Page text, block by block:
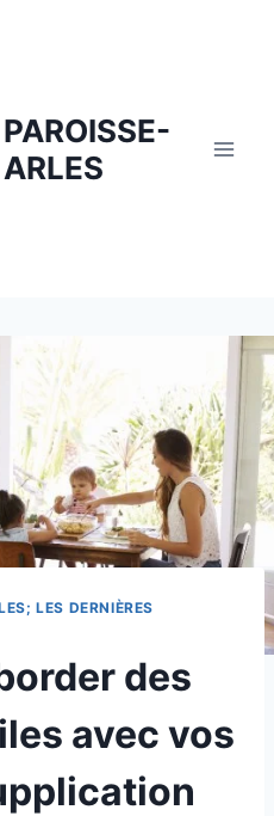
PAROISSE-
ARLES
LES DERNIÈRES
des
avec vos